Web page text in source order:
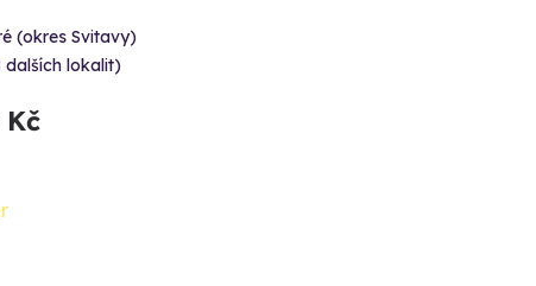
(okres Svitavy)
dalších lokalit)